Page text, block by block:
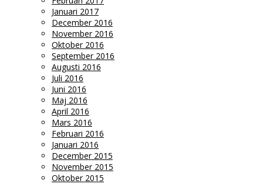
Januari 2017
December 2016
November 2016
Oktober 2016
September 2016
Augusti 2016
Juli 2016
Juni 2016
Maj 2016
April 2016
Mars 2016
Februari 2016
Januari 2016
December 2015
November 2015
Oktober 2015